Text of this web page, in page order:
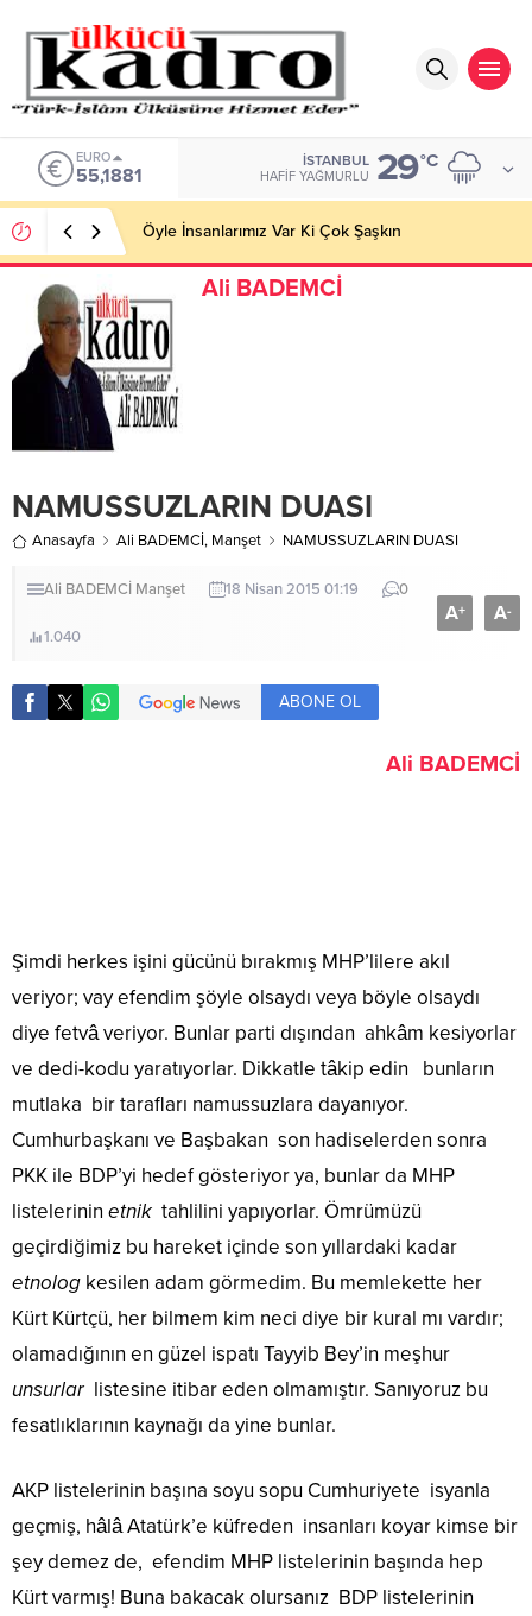
ALTIN
6.660,55
İSTANBUL
HAFIF YAĞMURLU 29°C
Öyle İnsanlarımız Var Ki Çok Şaşkın
Ali BADEMCİ
NAMUSSUZLARIN DUASI
Anasayfa Ali BADEMCİ, Manşet NAMUSSUZLARIN DUASI
Ali BADEMCİ Manşet 18 Nisan 2015 01:19 0
1.040
A+ A-
ABONE OL
Ali BADEMCİ
Şimdi herkes işini gücünü bırakmış MHP’lilere akıl
veriyor; vay efendim şöyle olsaydı veya böyle olsaydı
diye fetvâ veriyor. Bunlar parti dışından ahkâm kesiyorlar
ve dedi-kodu yaratıyorlar. Dikkatle tâkip edin bunların
mutlaka bir tarafları namussuzlara dayanıyor.
Cumhurbaşkanı ve Başbakan son hadiselerden sonra
PKK ile BDP’yi hedef gösteriyor ya, bunlar da MHP
listelerinin etnik tahlilini yapıyorlar. Ömrümüzü
geçirdiğimiz bu hareket içinde son yıllardaki kadar
etnolog kesilen adam görmedim. Bu memlekette her
Kürt Kürtçü, her bilmem kim neci diye bir kural mı vardır;
olamadığının en güzel ispatı Tayyib Bey’in meşhur
unsurlarlistesine itibar eden olmamıştır. Sanıyoruz bu
fesatlıklarının kaynağı da yine bunlar.
AKP listelerinin başına soyu sopu Cumhuriyete isyanla
geçmiş, hâlâ Atatürk’e küfreden insanları koyar kimse bir
şey demez de, efendim MHP listelerinin başında hep
Kürt varmış! Buna bakacak olursanız BDP listelerinin